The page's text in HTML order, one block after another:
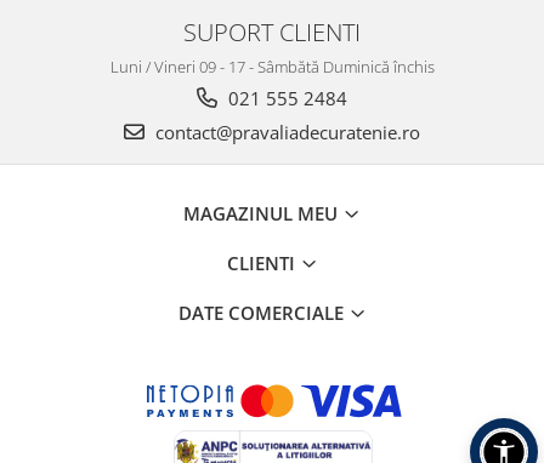
SUPORT CLIENTI
Luni / Vineri 09 - 17 - Sâmbătă Duminică închis
021 555 2484
contact@pravaliadecuratenie.ro
MAGAZINUL MEU
CLIENTI
DATE COMERCIALE